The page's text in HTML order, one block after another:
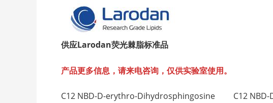
供应Larodan荧光棘脂标准品
产品更多信息，请来电咨询，仅供实验室使用。
C12 NBD-D-erythro-Dihydrosphingosine C12 NBD-